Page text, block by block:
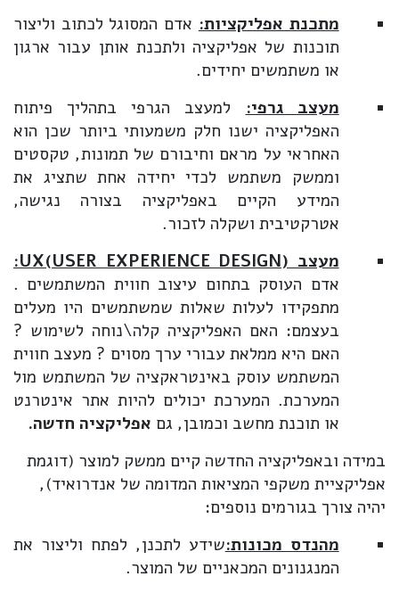
מתכנת אפליקציות: אדם המסוגל לכתוב וליצור
תוכנות של אפליקציה ולתכנת אותן עבור ארגון
או משתמשים יחידים.
מעצב גרפי: למעצב הגרפי בתהליך פיתוח
האפליקציה ישנו חלק משמעותי ביותר שכן הוא
האחראי על מראם וחיבורם של תמונות, טקסטים
וממשק משתמש לכדי יחידה אחת שתציג את
המידע הקיים באפליקציה בצורה נגישה,
אטרקטיבית ושקלה לזכור.
מעצב
UX(USER EXPERIENCE DESIGN)
:
אדם העוסק בתחום עיצוב חווית המשתמשים .
מתפקידו לעלות שאלות שמשתמשים היו מעלים
בעצמם: האם האפליקציה קלה\נוחה לשימוש ?
האם היא ממלאת עבורי ערך מסוים ? מעצב חווית
המשתמש עוסק באינטראקציה של המשתמש מול
המערכת. המערכת יכולים להיות אתר אינטרנט
או תוכנת מחשב וכמובן, גם אפליקציה חדשה.
במידה ובאפליקציה החדשה קיים ממשק למוצר (דוגמת
אפליקציית משקפי המציאות המדומה של אנדרואיד),
יהיה צורך בגורמים נוספים:
מהנדס מכונות:שידע לתכנן, לפתח וליצור את
המנגנונים המכאניים של המוצר.